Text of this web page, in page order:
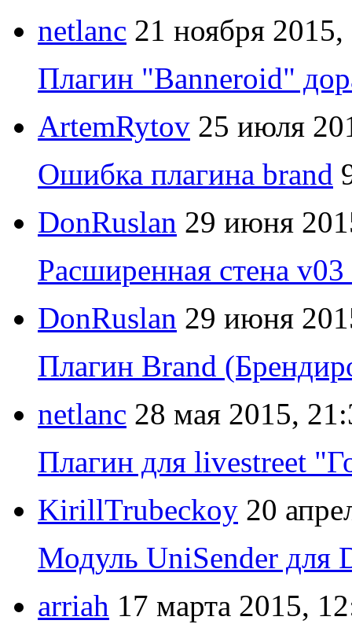
netlanc 21 ноября
Плагин "Banneroid"
ArtemRytov 25 июля
Ошибка плагина brand
DonRuslan 29 июня
Расширенная стена
DonRuslan 29 июня
Плагин Brand
netlanc 28 мая 2015,
Плагин для livestreet
KirillTrubeckoy 20
Модуль UniSender для
arriah 17 марта 2015,